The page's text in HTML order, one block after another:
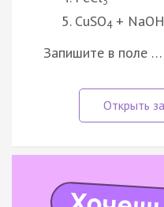
CuSO4+ NaOH
Запишите в поле …